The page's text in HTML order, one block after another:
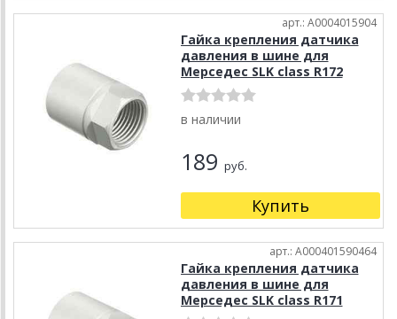
арт.: A0004015904
Гайка крепления датчика
давления в шине для
Мерседес SLK class R172
в наличии
189 руб.
Купить
арт.: A000401590464
Гайка крепления датчика
давления в шине для
Мерседес SLK class R171